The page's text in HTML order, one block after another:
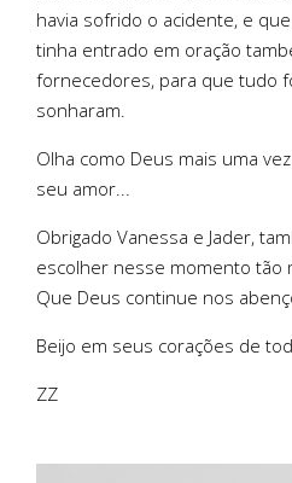
havia sofrido o acidente, e
tinha entrado em oração
fornecedores, para que tudo
sonharam.
Olha como Deus mais uma
seu amor...
Obrigado Vanessa e Jader,
escolher nesse momento tão
Que Deus continue nos
Beijo em seus corações de
ZZ